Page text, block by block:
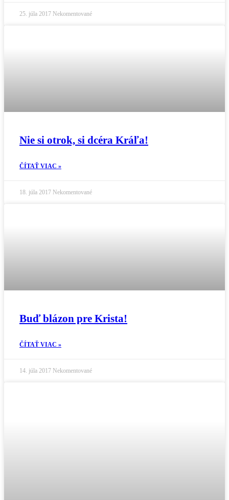
25. júla 2017 Nekomentované
Nie si otrok, si dcéra Kráľa!
ČÍTAŤ VIAC »
18. júla 2017 Nekomentované
Buď blázon pre Krista!
ČÍTAŤ VIAC »
14. júla 2017 Nekomentované